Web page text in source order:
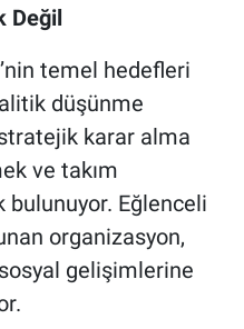
Değil
temel hedefleri
düşünme
karar alma
ve takım
bulunuyor. Eğlenceli
organizasyon,
gelişimlerine